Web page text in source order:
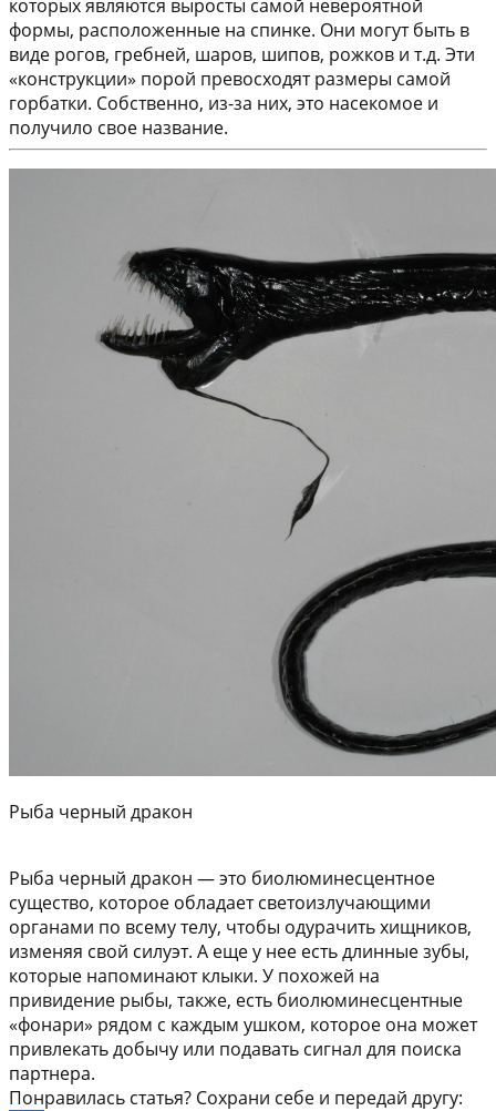
которых являются выросты самой невероятной
формы, расположенные на спинке. Они могут быть в
виде рогов, гребней, шаров, шипов, рожков и т.д. Эти
«конструкции» порой превосходят размеры самой
горбатки. Собственно, из-за них, это насекомое и
получило свое название.
Рыба черный дракон
Рыба черный дракон — это биолюминесцентное
существо, которое обладает светоизлучающими
органами по всему телу, чтобы одурачить хищников,
изменяя свой силуэт. А еще у нее есть длинные зубы,
которые напоминают клыки. У похожей на
привидение рыбы, также, есть биолюминесцентные
«фонари» рядом с каждым ушком, которое она может
привлекать добычу или подавать сигнал для поиска
партнера.
Понравилась статья? Сохрани себе и передай другу: